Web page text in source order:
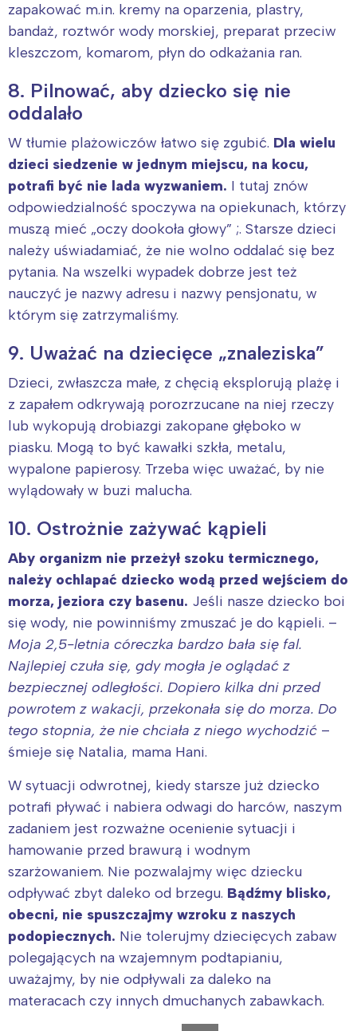
zapakować m.in. kremy na oparzenia, plastry,
bandaż, roztwór wody morskiej, preparat przeciw
kleszczom, komarom, płyn do odkażania ran.
8. Pilnować, aby dziecko się nie
oddalało
W tłumie plażowiczów łatwo się zgubić. Dla wielu
dzieci siedzenie w jednym miejscu, na kocu,
potrafi być nie lada wyzwaniem. I tutaj znów
odpowiedzialność spoczywa na opiekunach, którzy
muszą mieć „oczy dookoła głowy” ;. Starsze dzieci
należy uświadamiać, że nie wolno oddalać się bez
pytania. Na wszelki wypadek dobrze jest też
nauczyć je nazwy adresu i nazwy pensjonatu, w
którym się zatrzymaliśmy.
9. Uważać na dziecięce „znaleziska”
Dzieci, zwłaszcza małe, z chęcią eksplorują plażę i
z zapałem odkrywają porozrzucane na niej rzeczy
lub wykopują drobiazgi zakopane głęboko w
piasku. Mogą to być kawałki szkła, metalu,
wypalone papierosy. Trzeba więc uważać, by nie
wylądowały w buzi malucha.
10. Ostrożnie zażywać kąpieli
Aby organizm nie przeżył szoku termicznego,
należy ochlapać dziecko wodą przed wejściem do
morza, jeziora czy basenu. Jeśli nasze dziecko boi
się wody, nie powinniśmy zmuszać je do kąpieli. –
Moja 2,5-letnia córeczka bardzo bała się fal.
Najlepiej czuła się, gdy mogła je oglądać z
bezpiecznej odległości. Dopiero kilka dni przed
powrotem z wakacji, przekonała się do morza. Do
tego stopnia, że nie chciała z niego wychodzić –
śmieje się Natalia, mama Hani.
W sytuacji odwrotnej, kiedy starsze już dziecko
potrafi pływać i nabiera odwagi do harców, naszym
zadaniem jest rozważne ocenienie sytuacji i
hamowanie przed brawurą i wodnym
szarżowaniem. Nie pozwalajmy więc dziecku
odpływać zbyt daleko od brzegu. Bądźmy blisko,
obecni, nie spuszczajmy wzroku z naszych
podopiecznych. Nie tolerujmy dziecięcych zabaw
polegających na wzajemnym podtapianiu,
uważajmy, by nie odpływali za daleko na
materacach czy innych dmuchanych zabawkach.
Interesują mnie wydarzenia z
tego regionu:
Warszawa
Łódź
Trójmiasto
Poznań
Wrocław
Śląsk
Kraków
Północ
Wszystkie
Wybieram